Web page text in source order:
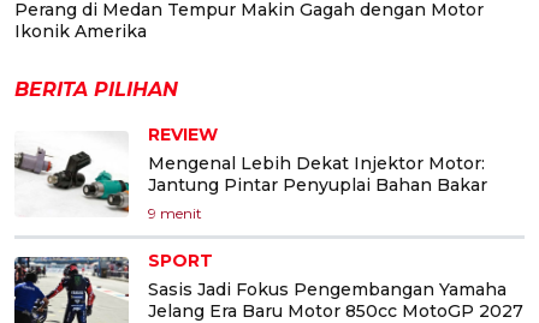
Perang di Medan Tempur Makin Gagah dengan Motor
Ikonik Amerika
BERITA PILIHAN
REVIEW
Mengenal Lebih Dekat Injektor Motor:
Jantung Pintar Penyuplai Bahan Bakar
9 menit
SPORT
Sasis Jadi Fokus Pengembangan Yamaha
Jelang Era Baru Motor 850cc MotoGP 2027